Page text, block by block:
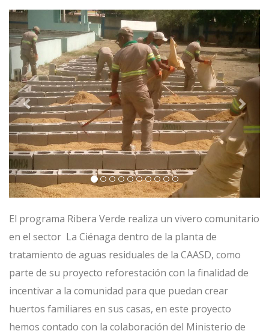
Previous Next
El programa Ribera Verde realiza un vivero comunitario
en el sector La Ciénaga dentro de la planta de
tratamiento de aguas residuales de la CAASD, como
parte de su proyecto reforestación con la finalidad de
incentivar a la comunidad para que puedan crear
huertos familiares en sus casas, en este proyecto
hemos contado con la colaboración del Ministerio de